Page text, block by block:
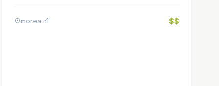
location_onmorea n1 $$